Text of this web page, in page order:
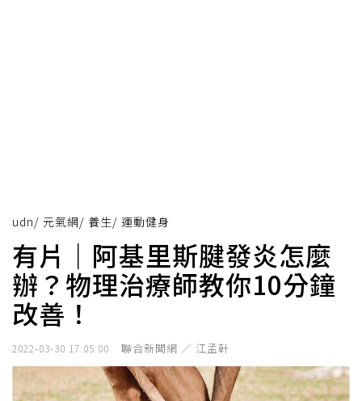
udn/ 元氣網/ 養生/ 運動健身
有片｜阿基里斯腱發炎怎麼
辦？物理治療師教你10分鐘
改善！
2022-03-30 17:05:00 聯合新聞網 ／ 江孟軒